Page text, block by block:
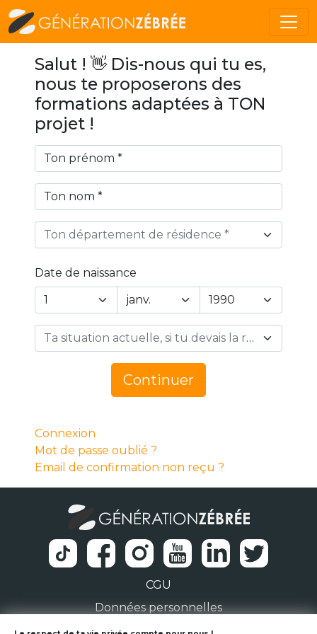
Salut ! 👋 Dis-nous qui tu es,
nous te proposerons des
formations adaptées à TON
projet !
Ton département de résidence *
Date de naissance
Year
Day
Ta situation actuelle, si tu devais la résumer en 1 mot… *
Continuer
Connexion
Mot de passe oublié ?
Email de confirmation non reçu ?
CGU
Données personnelles